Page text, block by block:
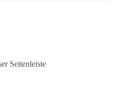
Seitenleiste